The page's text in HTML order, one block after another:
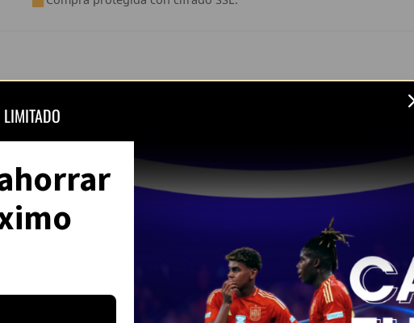
CamisFut
y colores muy vivos. Se nota que es de buena calidad.”
LIMITADO